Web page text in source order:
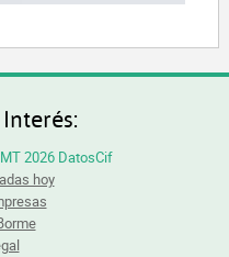
2026 DatosCif
hoy